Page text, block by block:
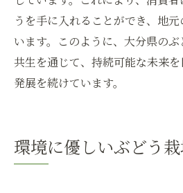
うを手に入れることができ、地
います。このように、大分県の
共生を通じて、持続可能な未来
発展を続けています。
環境に優しいぶどう